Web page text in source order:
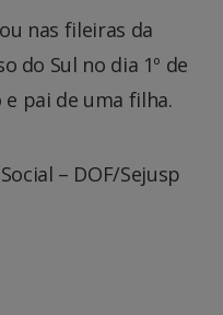
nas fileiras da
do Sul no dia 1º de
e pai de uma filha.
– DOF/Sejusp